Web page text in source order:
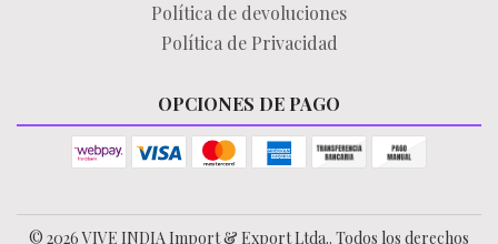
Política de devoluciones
Política de Privacidad
OPCIONES DE PAGO
© 2026 VIVE INDIA Import & Export Ltda.. Todos los derechos